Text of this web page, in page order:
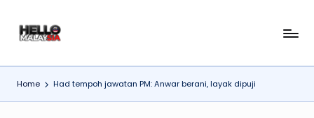
H
el
l
Home Had tempoh jawatan PM: Anwar berani, layak dipuji